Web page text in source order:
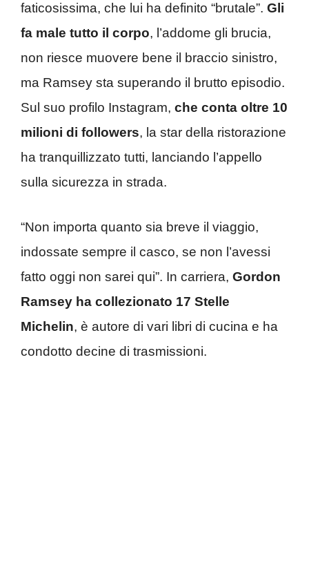
faticosissima, che lui ha definito “brutale”. Gli
fa male tutto il corpo, l’addome gli brucia,
non riesce muovere bene il braccio sinistro,
ma Ramsey sta superando il brutto episodio.
Sul suo profilo Instagram, che conta oltre 10
milioni di followers, la star della ristorazione
ha tranquillizzato tutti, lanciando l’appello
sulla sicurezza in strada.
“Non importa quanto sia breve il viaggio,
indossate sempre il casco, se non l’avessi
fatto oggi non sarei qui”. In carriera, Gordon
Ramsey ha collezionato 17 Stelle
Michelin, è autore di vari libri di cucina e ha
condotto decine di trasmissioni.